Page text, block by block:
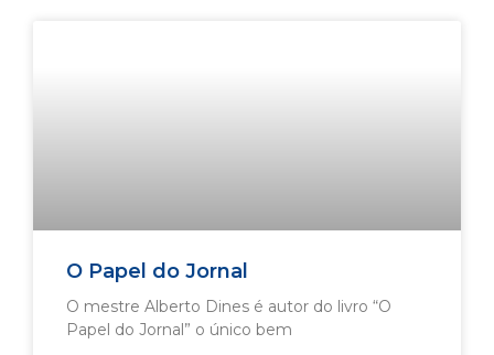
O Papel do Jornal
O mestre Alberto Dines é autor do livro “O
Papel do Jornal” o único bem